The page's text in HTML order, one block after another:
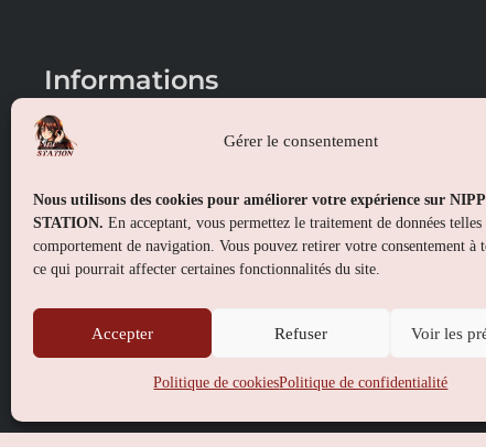
Gérer le consentement
Nous utilisons des cookies pour améliorer votre expérience sur
STATION. En acceptant, vous permettez le traitement de données
comportement de navigation. Vous pouvez retirer votre consentement à
ce qui pourrait affecter certaines fonctionnalités du site.
Accepter Refuser Voir les
Politique de cookiesPolitique de confidentialité
Informations
Conditions générales de vente
Politique de confidentialité
Politique de cookies (UE)